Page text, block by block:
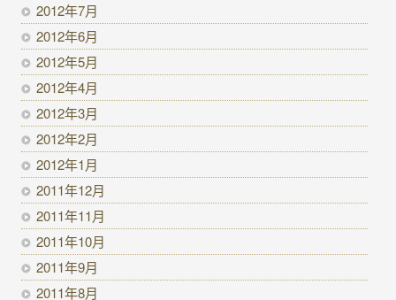
2012年7月
2012年6月
2012年5月
2012年4月
2012年3月
2012年2月
2012年1月
2011年12月
2011年11月
2011年10月
2011年9月
2011年8月